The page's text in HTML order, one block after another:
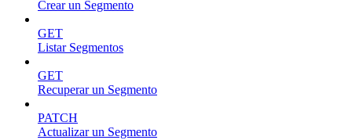
Crear un Segmento
GET
Listar Segmentos
GET
Recuperar un Segmento
PATCH
Actualizar un Segmento